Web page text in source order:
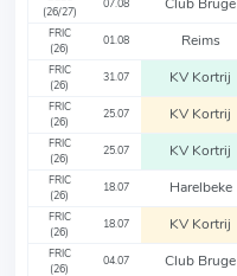
(26/27)
07.08 Club Bruge
FRIC
(26)
01.08 Reims
FRIC
(26)
31.07 KV Kortrij
FRIC
(26)
25.07 KV Kortrij
FRIC
(26)
25.07 KV Kortrij
FRIC
(26)
18.07 Harelbeke
FRIC
(26)
18.07 KV Kortrij
FRIC
(26)
04.07 Club Bruge